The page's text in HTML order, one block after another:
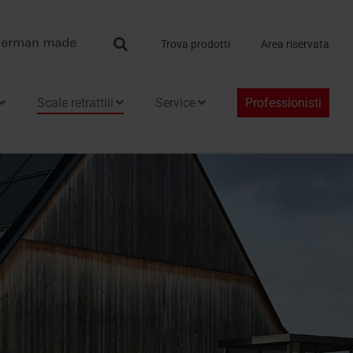
Trova prodotti Area riservata
Search
Scale retrattili Service Professionisti